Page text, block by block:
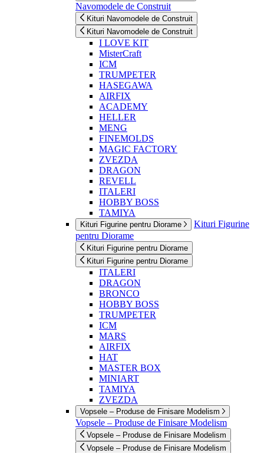
Navomodele de Construit
Kituri Navomodele de Construit
Kituri Navomodele de Construit
I LOVE KIT
MisterCraft
ICM
TRUMPETER
HASEGAWA
AIRFIX
ACADEMY
HELLER
MENG
FINEMOLDS
MAGIC FACTORY
ZVEZDA
DRAGON
REVELL
ITALERI
HOBBY BOSS
TAMIYA
Kituri Figurine pentru Diorame
Kituri Figurine
pentru Diorame
Kituri Figurine pentru Diorame
Kituri Figurine pentru Diorame
ITALERI
DRAGON
BRONCO
HOBBY BOSS
TRUMPETER
ICM
MARS
AIRFIX
HAT
MASTER BOX
MINIART
TAMIYA
ZVEZDA
Vopsele – Produse de Finisare Modelism
Vopsele – Produse de Finisare Modelism
Vopsele – Produse de Finisare Modelism
Vopsele – Produse de Finisare Modelism